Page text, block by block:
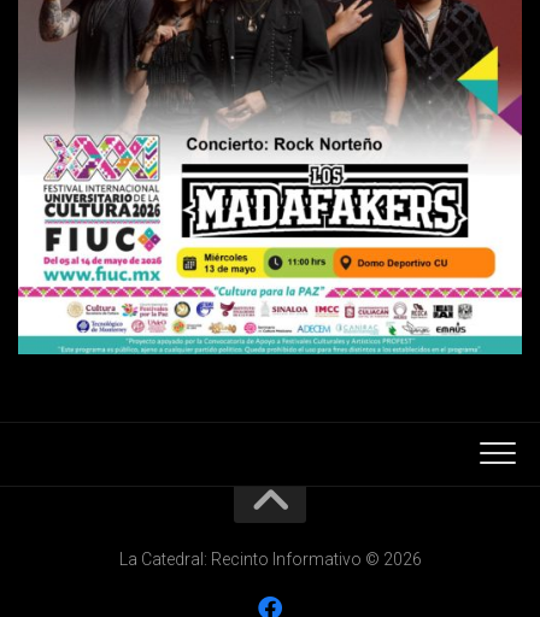
La Catedral: Recinto Informativo © 2026